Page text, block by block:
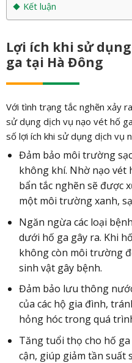
Kết luận
Lợi ích khi sử
ga tại Hà Đông
Với tình trạng tắc nghẽn xảy
sử dụng dịch vụ nạo vét hố
số lợi ích khi sử dụng dịch vụ
Đảm bảo môi trường
không khí. Nhờ nạo vét
bẩn tắc nghẽn sẽ được
một môi trường xanh,
Ngăn ngừa các loại
dưới hố ga gây ra. Khi
không còn môi trường
sinh vật gây bệnh.
Đảm bảo lưu thông
của các hộ gia đình,
hỏng hóc trong quá
Tăng tuổi thọ cho hố
cận, giúp giảm tần suất